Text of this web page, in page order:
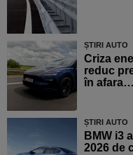
ȘTIRI AUTO
Criza
reduc
în afara…
ȘTIRI AUTO
BMW i3
2026 de